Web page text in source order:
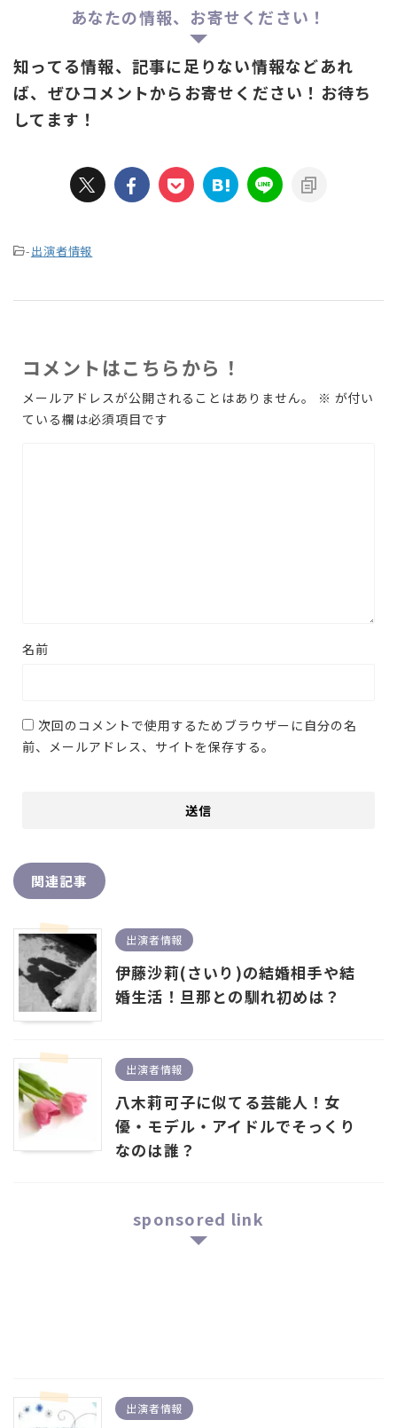
あなたの情報、お寄せください！
知ってる情報、記事に足りない情報などあれ
ば、ぜひコメントからお寄せください！お待ち
してます！
-出演者情報
コメントはこちらから！
メールアドレスが公開されることはありません。 ※ が付い
ている欄は必須項目です
名前
次回のコメントで使用するためブラウザーに自分の名
前、メールアドレス、サイトを保存する。
関連記事
出演者情報
伊藤沙莉(さいり)の結婚相手や結
婚生活！旦那との馴れ初めは？
出演者情報
八木莉可子に似てる芸能人！女
優・モデル・アイドルでそっくり
なのは誰？
sponsored link
出演者情報